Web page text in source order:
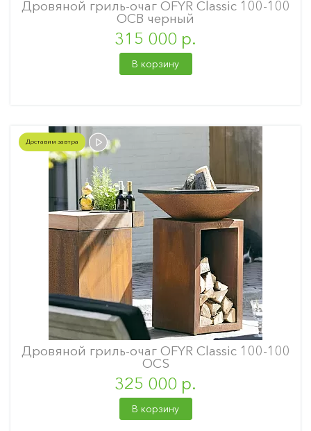
Дровяной гриль-очаг OFYR Classic 100-100
OCB черный
315 000 р.
В корзину
Доставим завтра
Дровяной гриль-очаг OFYR Classic 100-100
OСS
325 000 р.
В корзину